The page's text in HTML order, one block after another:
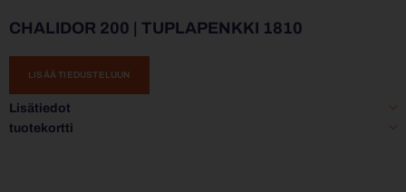
CHALIDOR 200 | TUPLAPENKKI 1810
LISÄÄ TIEDUSTELUUN
Lisätiedot
tuotekortti